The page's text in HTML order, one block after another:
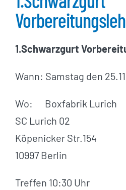
1.Schwarzgurt
Wann: Samstag den
Wo: Boxfabrik Lurich
SC Lurich 02
Köpenicker Str.154
10997 Berlin
Treffen 10:30 Uhr